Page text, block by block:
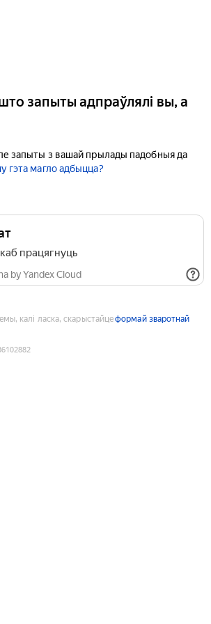
запыты адпраўлялі вы, а
запыты з вашай прылады падобныя да
гэта магло адбыцца?
працягнуць
by Yandex Cloud
калі ласка, скарыстайцеформай зваротнай